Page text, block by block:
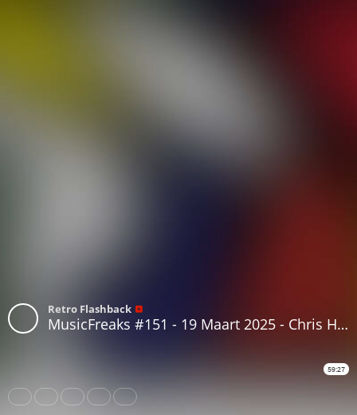
Retro Flashback
MusicFreaks #151 - 19 Maart 2025 - Chris Hoesen - Radio Extra Gold - Decenniumlijst van de jaren'80 #30
59:27
Share Like Repost